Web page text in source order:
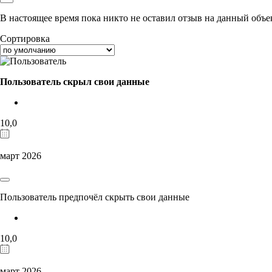
В настоящее время пока никто не оставил отзыв на данный
Сортировка
Пользователь скрыл свои данные
10,0
март 2026
Пользователь предпочёл скрыть свои данные
10,0